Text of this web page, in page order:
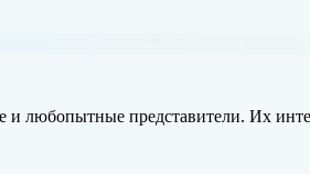
и любопытные представители. Их